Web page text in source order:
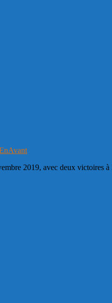
2019, avec deux victoires